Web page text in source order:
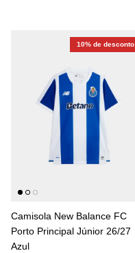
10% de desconto
Camisola New Balance FC
Porto Principal Júnior 26/27
Azul